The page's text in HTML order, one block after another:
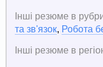
Інші резюме в
та зв'язок, Робота
Інші резюме в